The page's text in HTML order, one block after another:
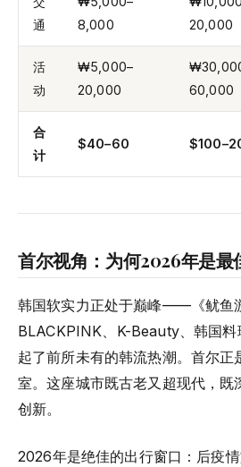
通
8,000
20,000
活
动
₩5,000–
20,000
60,000
合
计
$40–60
首尔视角：为何2026年是最
韩国软实力正处于巅峰——《鱿鱼
BLACKPINK、K-Beauty、韩国料
起了前所未有的韩流热潮。首尔正
室。这座城市既古老又超现代，既
创新。
2026年是绝佳的出行窗口：后疫